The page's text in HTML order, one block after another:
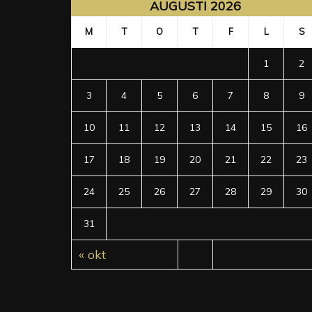
AUGUSTI 2026
M T O T F L S
1 2
3 4 5 6 7 8 9
10 11 12 13 14 15 16
17 18 19 20 21 22 23
24 25 26 27 28 29 30
31
« okt